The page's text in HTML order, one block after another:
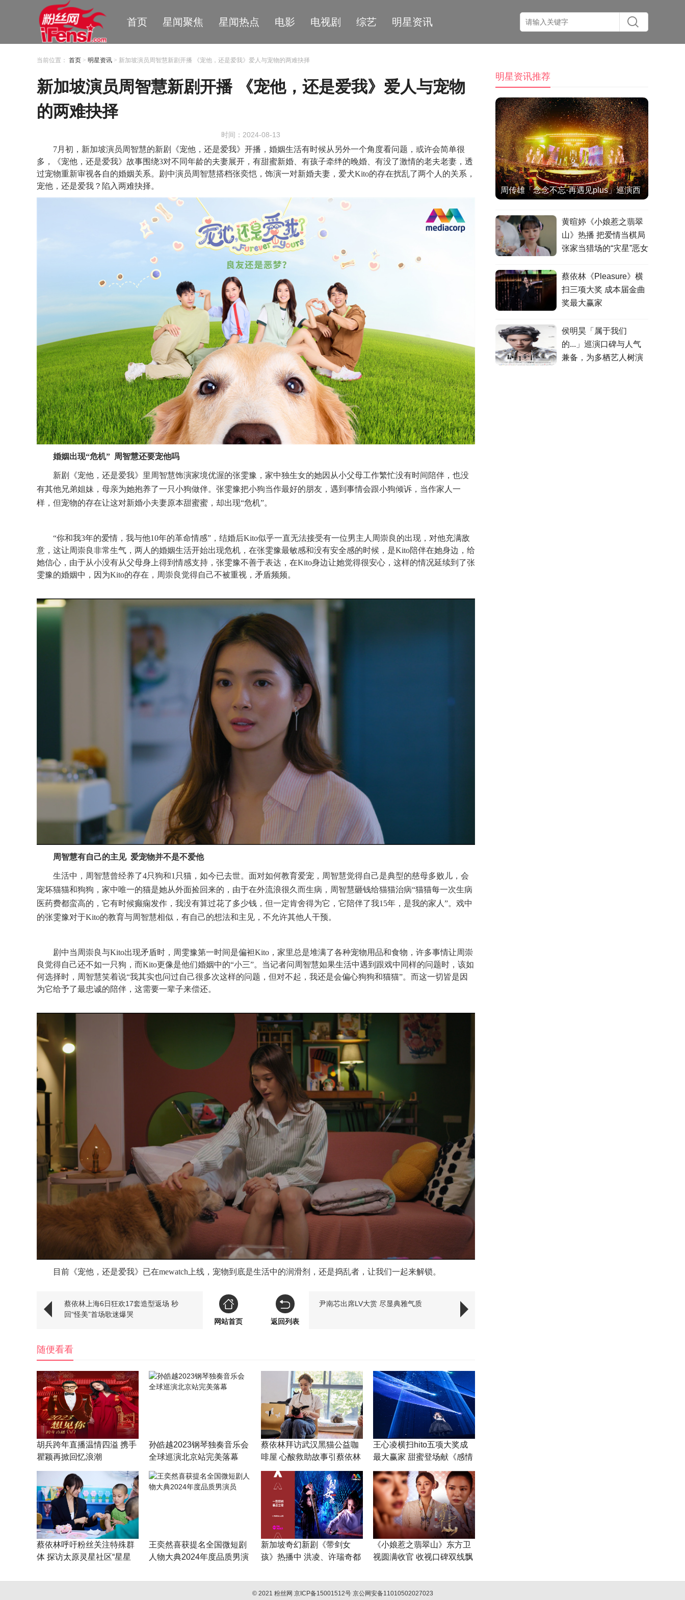
首页 星闻聚焦 星闻热点 电影 电视剧 综艺 明星资讯
当前位置： 首页 > 明星资讯 > 新加坡演员周智慧新剧开播 《宠他，还是爱我》爱人与宠物的两难抉择
新加坡演员周智慧新剧开播 《宠他，还是爱我》爱人与宠物
的两难抉择
时间：2024-08-13
7月初，新加坡演员周智慧的新剧《宠他，还是爱我》开播，婚姻生活有时候从另外一个角度看问题，或许会简单很
多，《宠他，还是爱我》故事围绕3对不同年龄的夫妻展开，有甜蜜新婚、有孩子牵绊的晚婚、有没了激情的老夫老妻，透
过宠物重新审视各自的婚姻关系。剧中演员周智慧搭档张奕恺，饰演一对新婚夫妻，爱犬Kito的存在扰乱了两个人的关系，
宠他，还是爱我？陷入两难抉择。
婚姻出现“危机” 周智慧还要宠他吗
新剧《宠他，还是爱我》里周智慧饰演家境优渥的张雯豫，家中独生女的她因从小父母工作繁忙没有时间陪伴，也没
有其他兄弟姐妹，母亲为她抱养了一只小狗做伴。张雯豫把小狗当作最好的朋友，遇到事情会跟小狗倾诉，当作家人一
样，但宠物的存在让这对新婚小夫妻原本甜蜜蜜，却出现“危机”。
“你和我3年的爱情，我与他10年的革命情感”，结婚后Kito似乎一直无法接受有一位男主人周崇良的出现，对他充满敌
意，这让周崇良非常生气，两人的婚姻生活开始出现危机，在张雯豫最敏感和没有安全感的时候，是Kito陪伴在她身边，给
她信心，由于从小没有从父母身上得到情感支持，张雯豫不善于表达，在Kito身边让她觉得很安心，这样的情况延续到了张
雯豫的婚姻中，因为Kito的存在，周崇良觉得自己不被重视，矛盾频频。
周智慧有自己的主见 爱宠物并不是不爱他
生活中，周智慧曾经养了4只狗和1只猫，如今已去世。面对如何教育爱宠，周智慧觉得自己是典型的慈母多败儿，会
宠坏猫猫和狗狗，家中唯一的猫是她从外面捡回来的，由于在外流浪很久而生病，周智慧砸钱给猫猫治病“猫猫每一次生病
医药费都蛮高的，它有时候癫痫发作，我没有算过花了多少钱，但一定肯舍得为它，它陪伴了我15年，是我的家人”。戏中
的张雯豫对于Kito的教育与周智慧相似，有自己的想法和主见，不允许其他人干预。
剧中当周崇良与Kito出现矛盾时，周雯豫第一时间是偏袒Kito，家里总是堆满了各种宠物用品和食物，许多事情让周崇
良觉得自己还不如一只狗，而Kito更像是他们婚姻中的“小三”。当记者问周智慧如果生活中遇到跟戏中同样的问题时，该如
何选择时，周智慧笑着说“我其实也问过自己很多次这样的问题，但对不起，我还是会偏心狗狗和猫猫”。而这一切皆是因
为它给予了最忠诚的陪伴，这需要一辈子来偿还。
目前《宠他，还是爱我》已在mewatch 上线，宠物到底是生活中的润滑剂，还是捣乱者，让我们一起来解锁。
蔡依林上海6日狂欢17套造型返场 秒
回“怪美”首场歌迷爆哭
尹南芯出席LV大赏 尽显典雅气质
网站首页 返回列表
随便看看
胡兵跨年直播温情四溢 携手
瞿颖再掀回忆浪潮
孙皓越2023钢琴独奏音乐会
全球巡演北京站完美落幕
蔡依林拜访武汉黑猫公益咖
啡屋 心酸救助故事引蔡依林
落泪
王心凌横扫hito五项大奖成
最大赢家 甜蜜登场献《感情
用事》小巨蛋首唱
蔡依林呼吁粉丝关注特殊群
体 探访太原灵星社区“星星
王奕然喜获提名全国微短剧
人物大典2024年度品质男演
新加坡奇幻新剧《带剑女
孩》热播中 洪凌、许瑞奇都
《小娘惹之翡翠山》东方卫
视圆满收官 收视口碑双线飘
明星资讯推荐
周传雄「念念不忘·再遇见plus」巡演西
黄暄婷《小娘惹之翡翠
山》热播 把爱情当棋局
张家当猎场的“灾星”恶女
蔡依林《Pleasure》横
扫三项大奖 成本届金曲
奖最大赢家
侯明昊「属于我们
的...」巡演口碑与人气
兼备，为多栖艺人树演
© 2021 粉丝网 京ICP备15001512号 京公网安备11010502027023